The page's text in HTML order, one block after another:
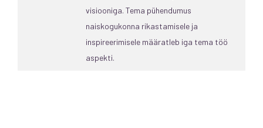
visiooniga. Tema pühendumus
naiskogukonna rikastamisele ja
inspireerimisele määratleb iga tema töö
aspekti.